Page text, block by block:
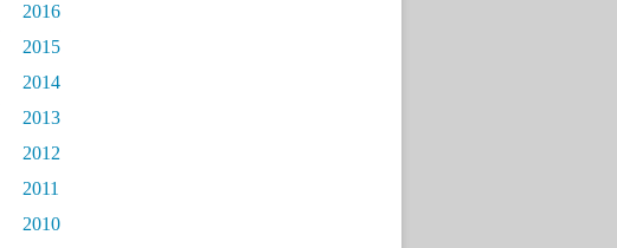
2016
2015
2014
2013
2012
2011
2010